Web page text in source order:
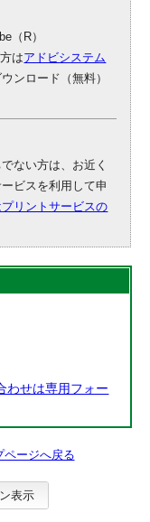
（R）
はアドビシステム
ンロード（無料）
ない方は、お近く
ビスを利用して申
リントサービスの
わせは専用フォー
ページへ戻る
表示